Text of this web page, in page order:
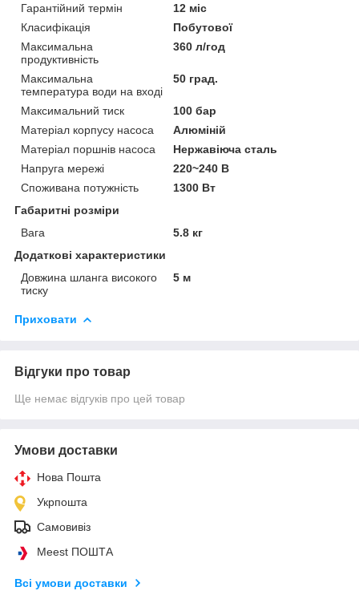
Гарантійний термін
12 міс
Класифікація
Побутової
Максимальна
продуктивність
360 л/год
Максимальна
температура води на вході
50 град.
Максимальний тиск
100 бар
Матеріал корпусу насоса
Алюміній
Матеріал поршнів насоса
Нержавіюча сталь
Напруга мережі
220~240 В
Споживана потужність
1300 Вт
Габаритні розміри
Вага
5.8 кг
Додаткові характеристики
Довжина шланга високого
тиску
5 м
Приховати
Відгуки про товар
Ще немає відгуків про цей товар
Умови доставки
Нова Пошта
Укрпошта
Самовивіз
Meest ПОШТА
Всі умови доставки